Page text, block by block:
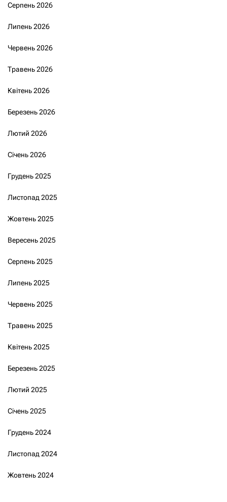
Серпень 2026
Липень 2026
Червень 2026
Травень 2026
Квітень 2026
Березень 2026
Лютий 2026
Січень 2026
Грудень 2025
Листопад 2025
Жовтень 2025
Вересень 2025
Серпень 2025
Липень 2025
Червень 2025
Травень 2025
Квітень 2025
Березень 2025
Лютий 2025
Січень 2025
Грудень 2024
Листопад 2024
Жовтень 2024